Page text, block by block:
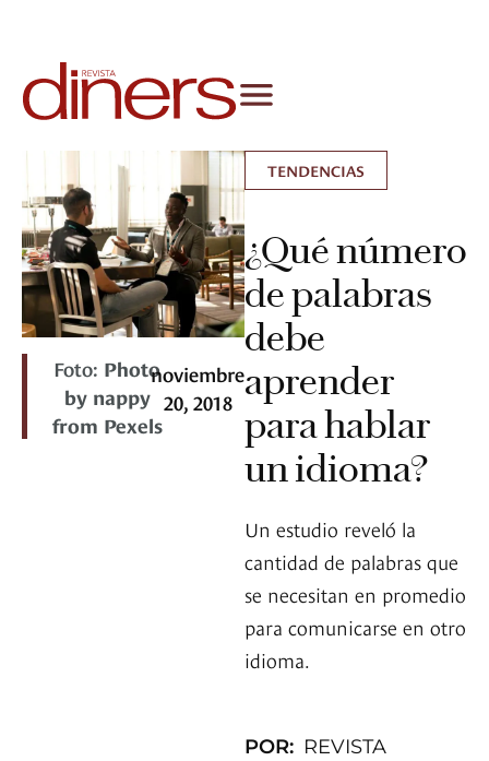
Foto: Photo
by nappy
from Pexels
noviembre
20, 2018
TENDENCIAS
¿Qué número
de palabras
debe
aprender
para hablar
un idioma?
Un estudio reveló la
cantidad de palabras que
se necesitan en promedio
para comunicarse en otro
idioma.
POR: REVISTA